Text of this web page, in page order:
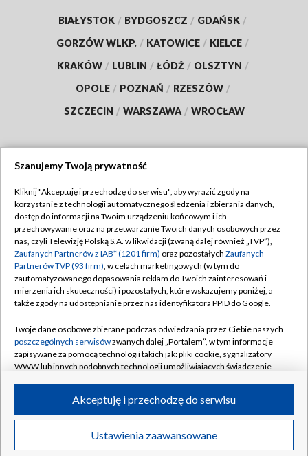
BIAŁYSTOK / BYDGOSZCZ / GDAŃSK /
GORZÓW WLKP. / KATOWICE / KIELCE /
KRAKÓW / LUBLIN / ŁÓDŹ / OLSZTYN /
OPOLE / POZNAŃ / RZESZÓW /
SZCZECIN / WARSZAWA / WROCŁAW
TVP
Abonament TVP
Emisja w TVP
Centrum informacji TVP
Naziemna Telewizja Cyfrowa
Rada Programowa
System NOS
Informacje o nadawcy
Program dla prasy
Ogłoszenie przetargowe
Regulamin TVP
Polityka prywatności
Moje zgody
Pomoc
Kontakt
Kanały
©2026 Telewizja Polska S.A. w likwidacji
Szanujemy Twoją prywatność
Kliknij "Akceptuję i przechodzę do serwisu", aby wyrazić zgody na
korzystanie z technologii automatycznego śledzenia i zbierania danych,
dostęp do informacji na Twoim urządzeniu końcowym i ich
przechowywanie oraz na przetwarzanie Twoich danych osobowych przez
nas, czyli Telewizję Polską S.A. w likwidacji (zwaną dalej również „TVP”),
Zaufanych Partnerów z IAB* (1201 firm) oraz pozostałych Zaufanych
Partnerów TVP (93 firm), w celach marketingowych (w tym do
zautomatyzowanego dopasowania reklam do Twoich zainteresowań i
mierzenia ich skuteczności) i pozostałych, które wskazujemy poniżej, a
także zgody na udostępnianie przez nas identyfikatora PPID do Google.
Twoje dane osobowe zbierane podczas odwiedzania przez Ciebie naszych
poszczególnych serwisówzwanych dalej „Portalem”, w tym informacje
zapisywane za pomocą technologii takich jak: pliki cookie, sygnalizatory
WWW lub innych podobnych technologii umożliwiających świadczenie
ruchu w Internecie.
Twoje dane osobowe zbierane podczas odwiedzania przez Ciebie
poszczególnych serwisówna Portalu, takie jak adresy IP, identyfikatory
Ustawienia zaawansowane
Akceptuję i przechodzę do serwisu